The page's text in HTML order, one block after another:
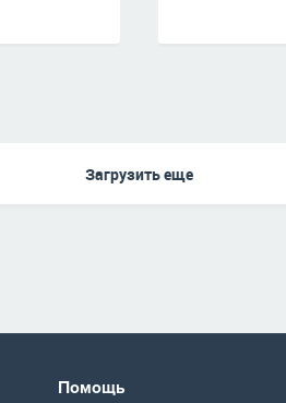
Загрузить еще
Помощь